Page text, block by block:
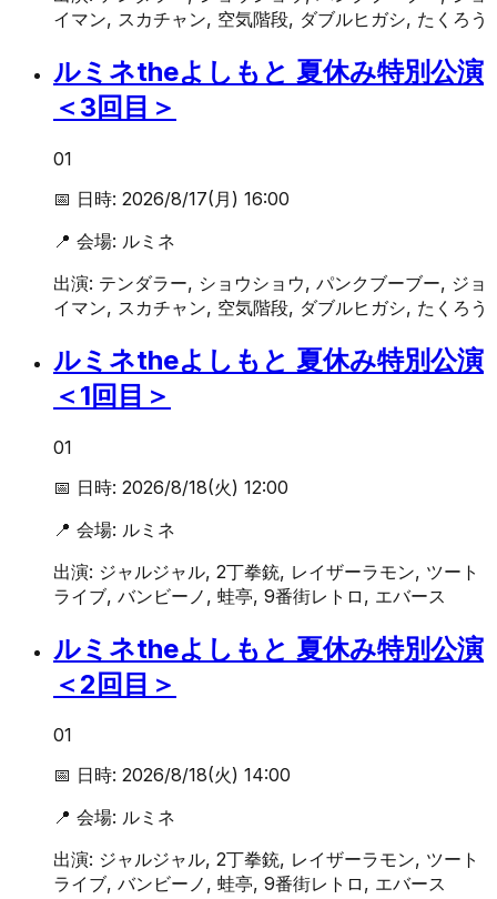
イマン, スカチャン, 空気階段, ダブルヒガシ, たくろう
ルミネtheよしもと 夏休み特別公演
＜3回目＞
01
📅 日時: 2026/8/17(月) 16:00
📍 会場: ルミネ
出演: テンダラー, ショウショウ, パンクブーブー, ジョ
イマン, スカチャン, 空気階段, ダブルヒガシ, たくろう
ルミネtheよしもと 夏休み特別公演
＜1回目＞
01
📅 日時: 2026/8/18(火) 12:00
📍 会場: ルミネ
出演: ジャルジャル, 2丁拳銃, レイザーラモン, ツート
ライブ, バンビーノ, 蛙亭, 9番街レトロ, エバース
ルミネtheよしもと 夏休み特別公演
＜2回目＞
01
📅 日時: 2026/8/18(火) 14:00
📍 会場: ルミネ
出演: ジャルジャル, 2丁拳銃, レイザーラモン, ツート
ライブ, バンビーノ, 蛙亭, 9番街レトロ, エバース